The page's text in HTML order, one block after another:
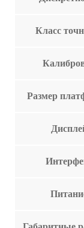
Класс
Размер